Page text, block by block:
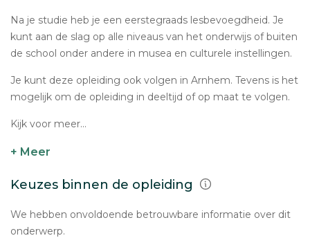
Na je studie heb je een eerstegraads lesbevoegdheid. Je
kunt aan de slag op alle niveaus van het onderwijs of buiten
de school onder andere in musea en culturele instellingen.
Je kunt deze opleiding ook volgen in Arnhem. Tevens is het
mogelijk om de opleiding in deeltijd of op maat te volgen.
Kijk voor meer...
+ Meer
Keuzes binnen de opleiding
We hebben onvoldoende betrouwbare informatie over dit
onderwerp.